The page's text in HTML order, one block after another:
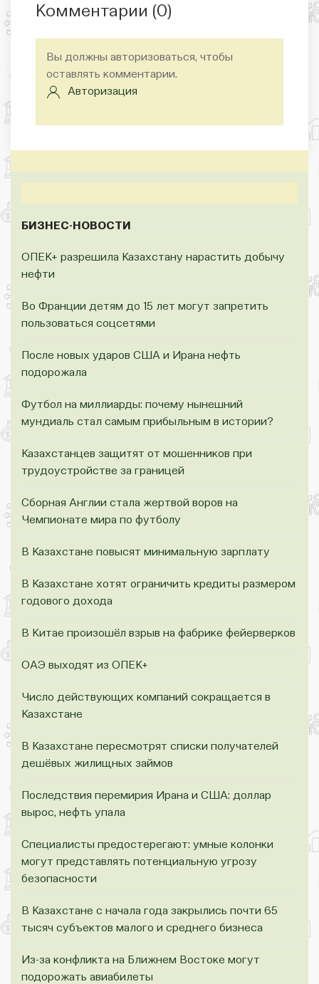
Комментарии (0)
Вы должны авторизоваться, чтобы
оставлять комментарии.
Авторизация
БИЗНЕС-НОВОСТИ
ОПЕК+ разрешила Казахстану нарастить добычу
нефти
Во Франции детям до 15 лет могут запретить
пользоваться соцсетями
После новых ударов США и Ирана нефть
подорожала
Футбол на миллиарды: почему нынешний
мундиаль стал самым прибыльным в истории?
Казахстанцев защитят от мошенников при
трудоустройстве за границей
Сборная Англии стала жертвой воров на
Чемпионате мира по футболу
В Казахстане повысят минимальную зарплату
В Казахстане хотят ограничить кредиты размером
годового дохода
В Китае произошёл взрыв на фабрике фейерверков
ОАЭ выходят из ОПЕК+
Число действующих компаний сокращается в
Казахстане
В Казахстане пересмотрят списки получателей
дешёвых жилищных займов
Последствия перемирия Ирана и США: доллар
вырос, нефть упала
Специалисты предостерегают: умные колонки
могут представлять потенциальную угрозу
безопасности
В Казахстане с начала года закрылись почти 65
тысяч субъектов малого и среднего бизнеса
Из-за конфликта на Ближнем Востоке могут
подорожать авиабилеты